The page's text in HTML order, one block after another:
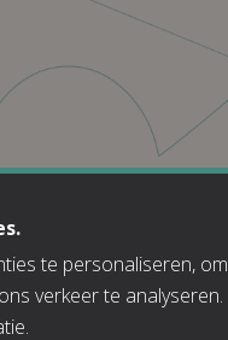
te personaliseren, om
verkeer te analyseren.